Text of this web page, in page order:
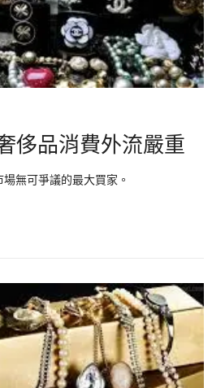
侈品消費外流嚴重
無可爭議的最大買家。